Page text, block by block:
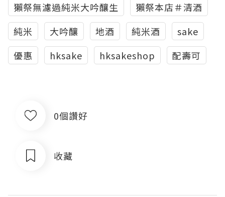
獺祭無濾過純米大吟釀生
獺祭本店＃清酒
純米
大吟釀 地酒 純米酒
sake
優惠
hksake hksakeshop 配壽可
0個讚好
收藏